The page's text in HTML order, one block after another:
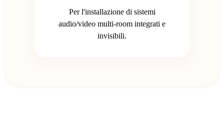
Per l'installazione di sistemi
audio/video multi-room integrati e
invisibili.